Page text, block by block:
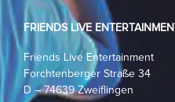
FRIENDS LIVE ENTERTAINMENT
Friends Live Entertainment
Forchtenberger Straße 34
D – 74639 Zweiflingen